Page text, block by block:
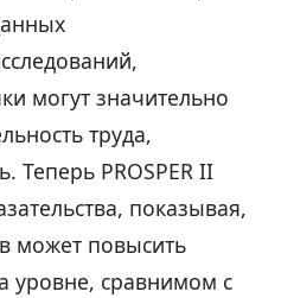
могут значительно
труда,
Теперь PROSPER II
показывая,
может повысить
уровне, сравнимом с